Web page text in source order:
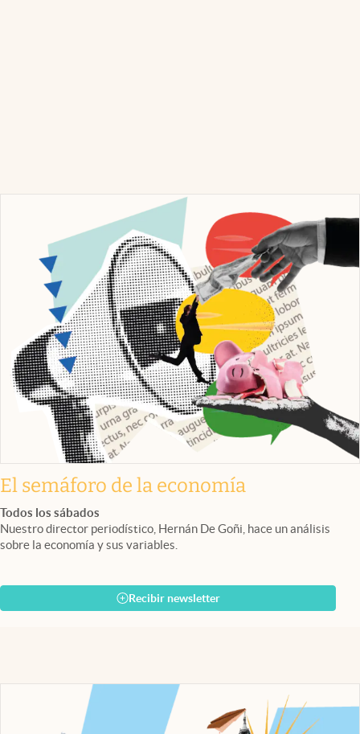
El semáforo de la economía
Todos los sábados
Nuestro director periodístico, Hernán De Goñi, hace un análisis
sobre la economía y sus variables.
Recibir newsletter